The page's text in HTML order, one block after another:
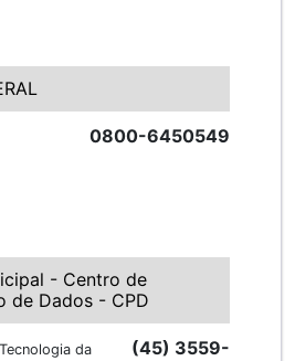
0800-6450549
- Centro de
de Dados - CPD
da
(45) 3559-